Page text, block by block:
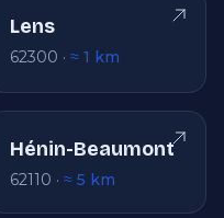
Lens
62300 · ≈ 1 km
Hénin-Beaumont
62110 · ≈ 5 km